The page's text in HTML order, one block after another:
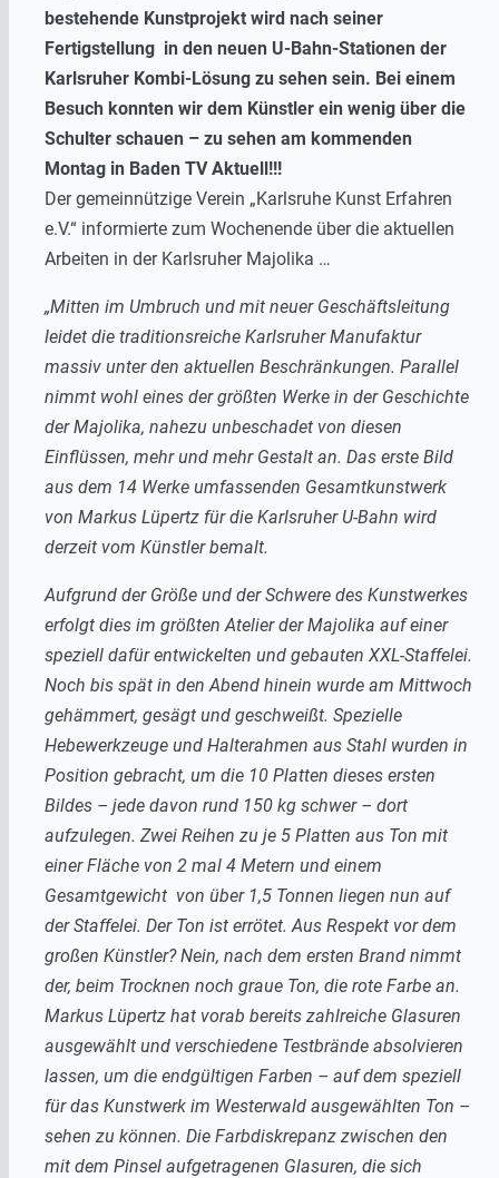
bestehende Kunstprojekt wird nach seiner
Fertigstellung in den neuen U-Bahn-Stationen der
Karlsruher Kombi-Lösung zu sehen sein. Bei einem
Besuch konnten wir dem Künstler ein wenig über die
Schulter schauen – zu sehen am kommenden
Montag in Baden TV Aktuell!!!
Der gemeinnützige Verein „Karlsruhe Kunst Erfahren
e.V.“ informierte zum Wochenende über die aktuellen
Arbeiten in der Karlsruher Majolika …
„Mitten im Umbruch und mit neuer Geschäftsleitung
leidet die traditionsreiche Karlsruher Manufaktur
massiv unter den aktuellen Beschränkungen. Parallel
nimmt wohl eines der größten Werke in der Geschichte
der Majolika, nahezu unbeschadet von diesen
Einflüssen, mehr und mehr Gestalt an. Das erste Bild
aus dem 14 Werke umfassenden Gesamtkunstwerk
von Markus Lüpertz für die Karlsruher U-Bahn wird
derzeit vom Künstler bemalt.
Aufgrund der Größe und der Schwere des Kunstwerkes
erfolgt dies im größten Atelier der Majolika auf einer
speziell dafür entwickelten und gebauten XXL-Staffelei.
Noch bis spät in den Abend hinein wurde am Mittwoch
gehämmert, gesägt und geschweißt. Spezielle
Hebewerkzeuge und Halterahmen aus Stahl wurden in
Position gebracht, um die 10 Platten dieses ersten
Bildes – jede davon rund 150 kg schwer – dort
aufzulegen. Zwei Reihen zu je 5 Platten aus Ton mit
einer Fläche von 2 mal 4 Metern und einem
Gesamtgewicht von über 1,5 Tonnen liegen nun auf
der Staffelei. Der Ton ist errötet. Aus Respekt vor dem
großen Künstler? Nein, nach dem ersten Brand nimmt
der, beim Trocknen noch graue Ton, die rote Farbe an.
Markus Lüpertz hat vorab bereits zahlreiche Glasuren
ausgewählt und verschiedene Testbrände absolvieren
lassen, um die endgültigen Farben – auf dem speziell
für das Kunstwerk im Westerwald ausgewählten Ton –
sehen zu können. Die Farbdiskrepanz zwischen den
mit dem Pinsel aufgetragenen Glasuren, die sich